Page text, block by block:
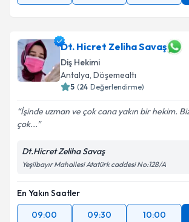
Dt. Hicret Zeliha Savaş
Diş Hekimi
Antalya, Döşemealtı
5 (24 Değerlendirme)
İşinde uzman ve çok cana yakın bir hekim.
çok...
Dt.Hicret Zeliha Savaş
Yeşilbayır Mahallesi Atatürk caddesi No:128/A
En Yakın Saatler
09:00
09:30 10:00